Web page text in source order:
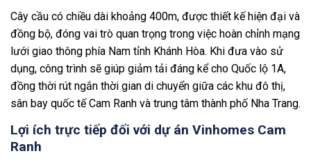
Cây cầu có chiều dài khoảng 400m, được thiết kế hiện đại và
đồng bộ, đóng vai trò quan trọng trong việc hoàn chỉnh mạng
lưới giao thông phía Nam tỉnh Khánh Hòa. Khi đưa vào sử
dụng, công trình sẽ giúp giảm tải đáng kể cho Quốc lộ 1A,
đồng thời rút ngắn thời gian di chuyển giữa các khu đô thị,
sân bay quốc tế Cam Ranh và trung tâm thành phố Nha Trang.
Lợi ích trực tiếp đối với dự án Vinhomes Cam
Ranh